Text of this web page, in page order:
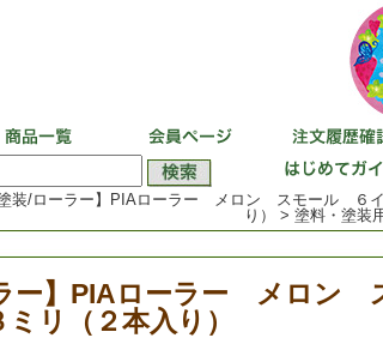
塗装/ローラー】PIAローラー メロン スモール ６
り） > 塗料・塗装
ラー】PIAローラー メロン
リ（２本入り）